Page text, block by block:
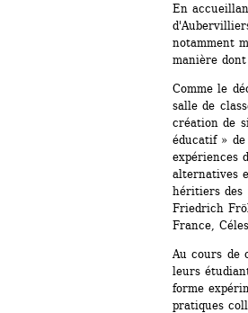
En
notamment
manière
Comme le
salle de
création de
éducatif »
expériences
alternatives
héritiers des
Friedrich
France,
Au cours de
leurs
forme
pratiques